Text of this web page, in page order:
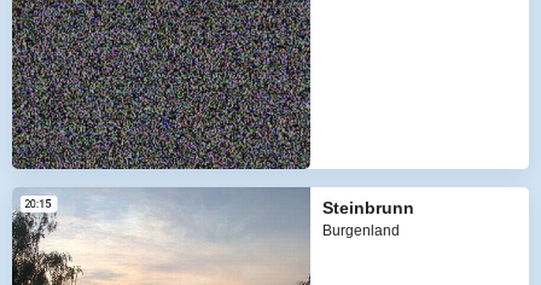
Steinbrunn
Burgenland